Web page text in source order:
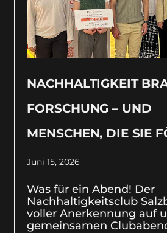
NACHHALTIGKEIT
FORSCHUNG – UND
MENSCHEN, DIE SIE
Juni 15, 2026
Was für ein Abend! Der
Nachhaltigkeitsclub
voller Anerkennung auf
gemeinsamen